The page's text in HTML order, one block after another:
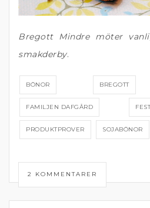
Bregott Mindre möter
smakderby.
BÖNOR BREGOTT
FAMILJEN DAFGÅRD
PRODUKTPROVER SOJABÖNOR
2 KOMMENTARER